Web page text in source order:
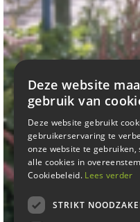
Deze website
gebruik van
Deze website gebruikt
gebruikerservaring te
onze website te gebruiken,
alle cookies in
Cookiebeleid. Lees verder
STRIKT